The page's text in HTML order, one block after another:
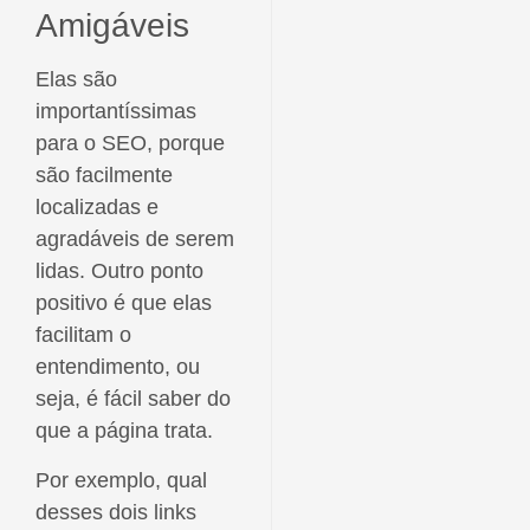
Amigáveis
Elas são
importantíssimas
para o SEO, porque
são facilmente
localizadas e
agradáveis de serem
lidas. Outro ponto
positivo é que elas
facilitam o
entendimento, ou
seja, é fácil saber do
que a página trata.
Por exemplo, qual
desses dois links